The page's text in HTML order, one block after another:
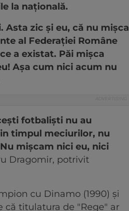
la națională.
Asta zic și eu, că nu mișca
al Federației Române
a existat. Păi mișca
Așa cum nici acum nu
fotbaliști nu au
timpul meciurilor, nu
mișcam nici eu, nici
Dragomir, potrivit
cu Dinamo (1990) și
că titulatura de "Rege" ar